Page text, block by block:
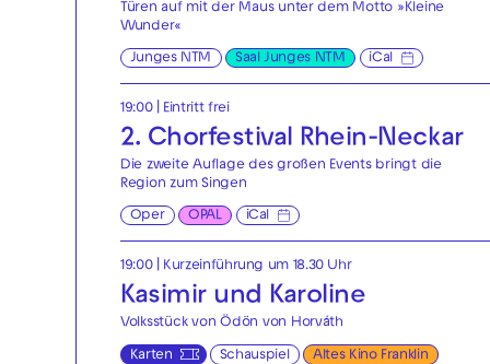
Türen auf mit der Maus unter dem Motto »Kleine
Wunder«
Junges NTM Saal Junges NTM iCal
19:00| Eintritt frei
2. Chorfestival Rhein-Neckar
Die zweite Auflage des großen Events bringt die
Region zum Singen
Oper OPAL iCal
19:00 | Kurzeinführung um 18.30 Uhr
Kasimir und Karoline
Volksstück von Ödön von Horváth
Karten Schauspiel
Altes Kino Franklin